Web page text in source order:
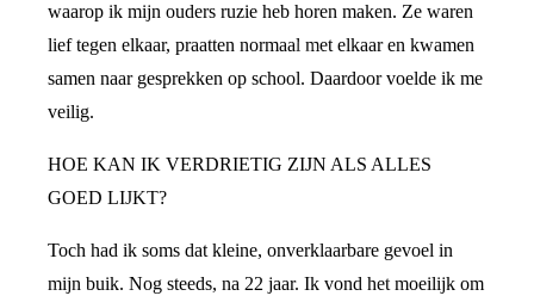
waarop ik mijn ouders ruzie heb horen maken. Ze waren
lief tegen elkaar, praatten normaal met elkaar en kwamen
samen naar gesprekken op school. Daardoor voelde ik me
veilig.
HOE KAN IK VERDRIETIG ZIJN ALS ALLES
GOED LIJKT?
Toch had ik soms dat kleine, onverklaarbare gevoel in
mijn buik. Nog steeds, na 22 jaar. Ik vond het moeilijk om